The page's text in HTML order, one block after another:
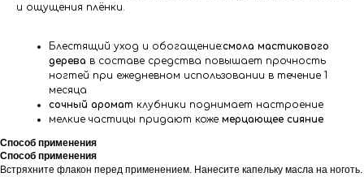
и ощущения плёнки.
Блестящий уход и обогащение:смола мастикового
дерева в составе средства повышает прочность
ногтей при ежедневном использовании в течение 1
месяца
сочный аромат клубники поднимает настроение
мелкие частицы придают коже мерцающее сияние
Способ применения
Способ применения
Встряхните флакон перед применением. Нанесите капельку масла на ноготь.